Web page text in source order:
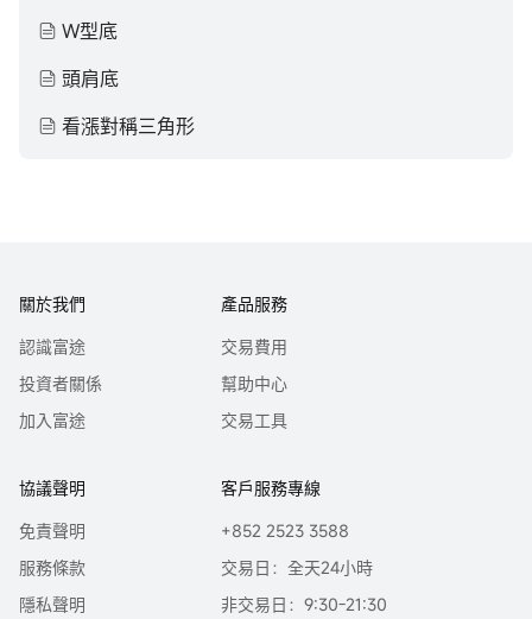
W型底
頭肩底
看漲對稱三角形
關於我們
認識富途
投資者關係
加入富途
產品服務
交易費用
幫助中心
交易工具
協議聲明
免責聲明
服務條款
隱私聲明
客戶服務專線
+852 2523 3588
交易日：全天24小時
非交易日：9:30-21:30